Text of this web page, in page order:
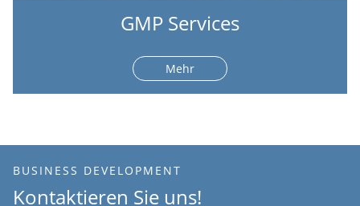
GMP Services
Mehr
BUSINESS DEVELOPMENT
Kontaktieren Sie uns!